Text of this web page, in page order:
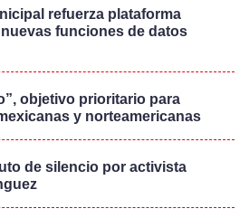
refuerza plataforma
funciones de datos
objetivo prioritario para
y norteamericanas
de silencio por activista